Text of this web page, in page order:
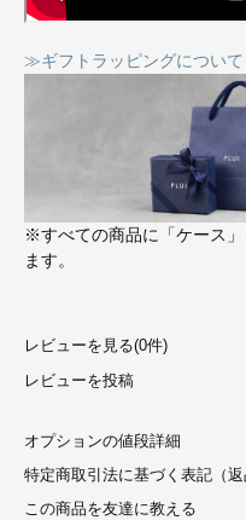
≫ギフトラッピングについて
※すべての商品に「ケース
ます。
レビューを見る(0件)
レビューを投稿
オプションの値段詳細
特定商取引法に基づく表記（返
この商品を友達に教える